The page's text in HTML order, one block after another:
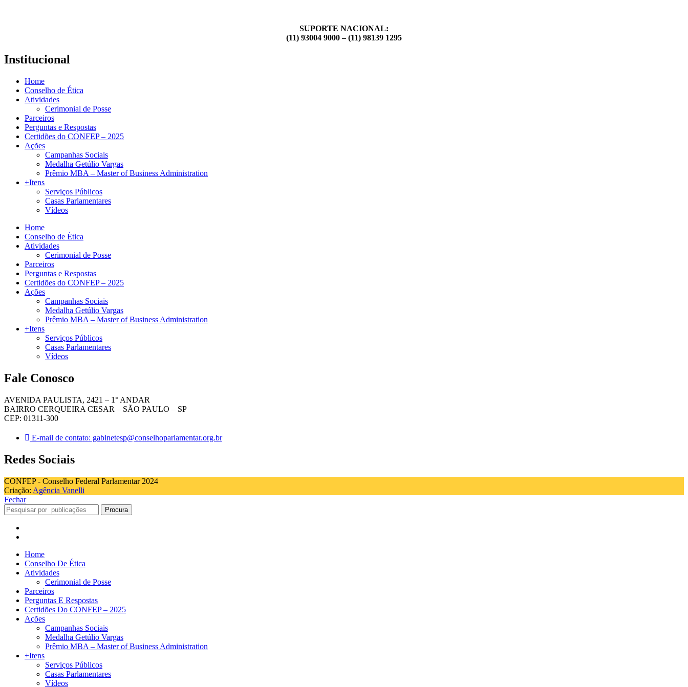
SUPORTE NACIONAL:
(11) 93004 9000 – (11) 98139 1295
Institucional
Home
Conselho de Ética
Atividades
Cerimonial de Posse
Parceiros
Perguntas e Respostas
Certidões do CONFEP – 2025
Ações
Campanhas Sociais
Medalha Getúlio Vargas
Prêmio MBA – Master of Business Administration
+Itens
Serviços Públicos
Casas Parlamentares
Vídeos
Home
Conselho de Ética
Atividades
Cerimonial de Posse
Parceiros
Perguntas e Respostas
Certidões do CONFEP – 2025
Ações
Campanhas Sociais
Medalha Getúlio Vargas
Prêmio MBA – Master of Business Administration
+Itens
Serviços Públicos
Casas Parlamentares
Vídeos
Fale Conosco
AVENIDA PAULISTA, 2421 – 1° ANDAR
BAIRRO CERQUEIRA CESAR – SÃO PAULO – SP
CEP: 01311-300
E-mail de contato: gabinetesp@conselhoparlamentar.org.br
Redes Sociais
CONFEP - Conselho Federal Parlamentar 2024
Criação: Agência Vanelli
Fechar
Procura
Home
Conselho De Ética
Atividades
Cerimonial de Posse
Parceiros
Perguntas E Respostas
Certidões Do CONFEP – 2025
Ações
Campanhas Sociais
Medalha Getúlio Vargas
Prêmio MBA – Master of Business Administration
+Itens
Serviços Públicos
Casas Parlamentares
Vídeos